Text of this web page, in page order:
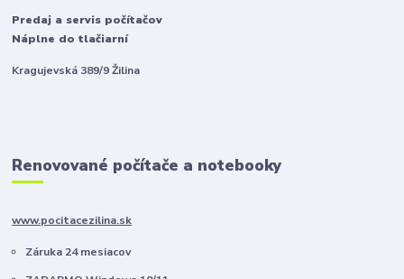
Predaj a servis počítačov
Náplne do tlačiarní
Kragujevská 389/9 Žilina
Renovované počítače a notebooky
www.pocitacezilina.sk
Záruka 24 mesiacov